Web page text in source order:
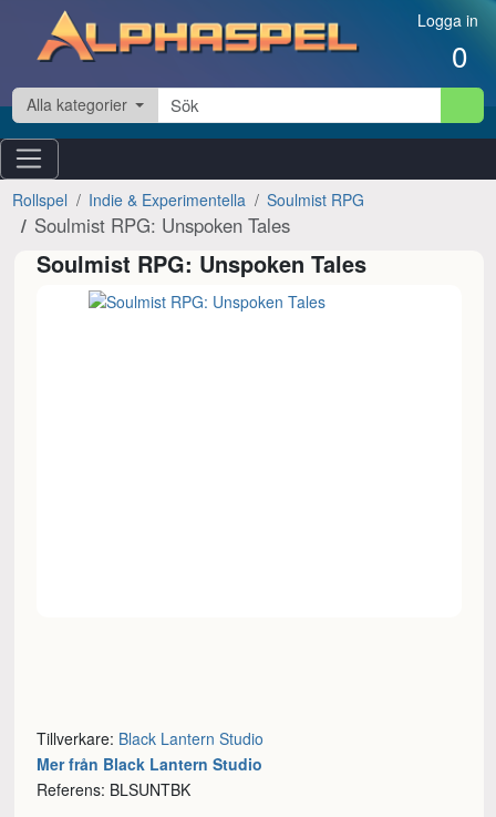
Hoppa till innehåll Logga in
0
Alla kategorier
Rollspel Indie & Experimentella Soulmist RPG
Soulmist RPG: Unspoken Tales
Soulmist RPG: Unspoken Tales
Tillverkare: Black Lantern Studio
Mer från Black Lantern Studio
Referens: BLSUNTBK